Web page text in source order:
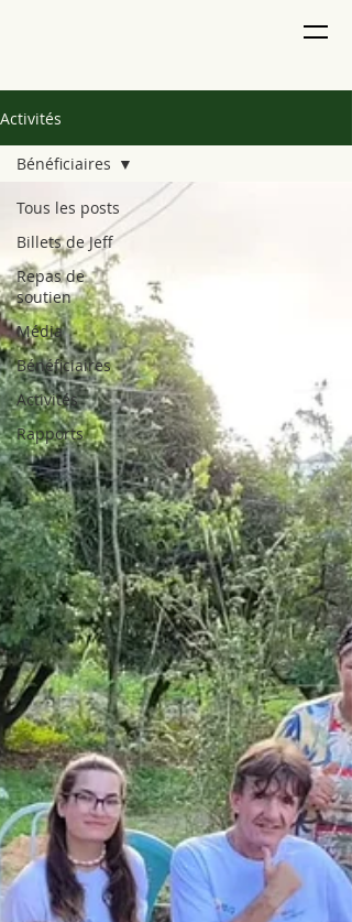
Activités
Tous les posts
Billets de Jeff
Repas de
soutien
Média
Bénéficiaires
Activités
Rapports
Bénéficiaires